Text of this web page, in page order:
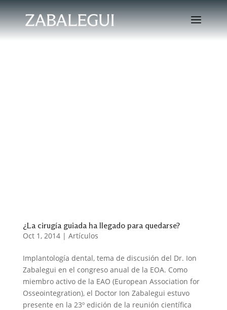
¿La cirugía guiada ha llegado para quedarse?
Oct 1, 2014| Artículos
Implantología dental, tema de discusión del Dr. Ion
Zabalegui en el congreso anual de la EOA. Como
miembro activo de la EAO (European Association for
Osseointegration), el Doctor Ion Zabalegui estuvo
presente en la 23º edición de la reunión científica